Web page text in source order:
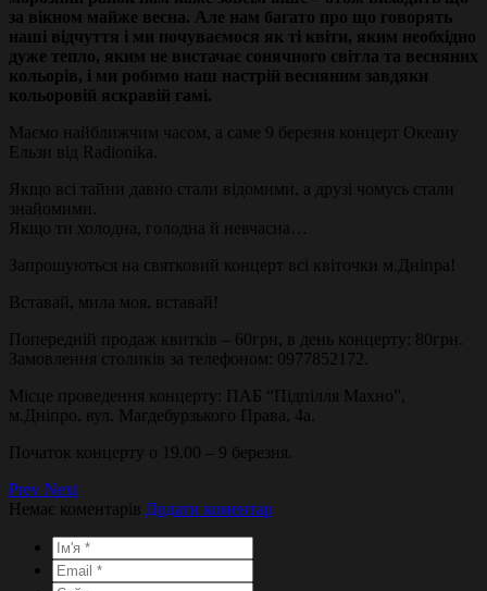
за вікном майже весна. Але нам багато про що говорять
наші відчуття і ми почуваємося як ті квіти, яким необхідно
дуже тепло, яким не вистачає сонячного світла та весняних
кольорів, і ми робимо наш настрій весняним завдяки
кольоровій яскравій гамі.
Маємо найближчим часом, а саме 9 березня концерт Океану
Ельзи від Radiоnika.
Якщо всі тайни давно стали відомими, а друзі чомусь стали
знайомими.
Якщо ти холодна, голодна й невчасна…
Запрошуються на святковий концерт всі квіточки м.Дніпра!
Вставай, мила моя, вставай!
Попередній продаж квитків – 60грн, в день концерту: 80грн.
Замовлення столиків за телефоном: 0977852172.
Місце проведення концерту: ПАБ “Підпілля Махно”,
м.Дніпро, вул. Магдебурзького Права, 4а.
Початок концерту о 19.00 – 9 березня.
Prev Next
Немає коментарів Додати коментар